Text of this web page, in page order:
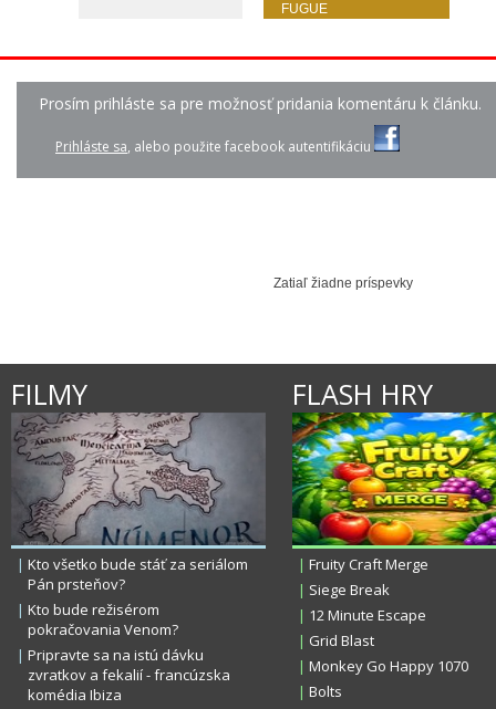
LINDSAY STIRLING - ... LILY COLLINS - I BE... SIA -
FUGUE
Prosím prihláste sa pre možnosť pridania komentáru k článku.
Prihláste sa, alebo použite facebook autentifikáciu
Zatiaľ žiadne príspevky
FILMY
| Kto všetko bude stáť za seriálom
Pán prsteňov?
| Kto bude režisérom
pokračovania Venom?
| Pripravte sa na istú dávku
zvratkov a fekalií - francúzska
komédia Ibiza
FLASH HRY
| Fruity Craft Merge
| Siege Break
| 12 Minute Escape
| Grid Blast
| Monkey Go Happy 1070
| Bolts